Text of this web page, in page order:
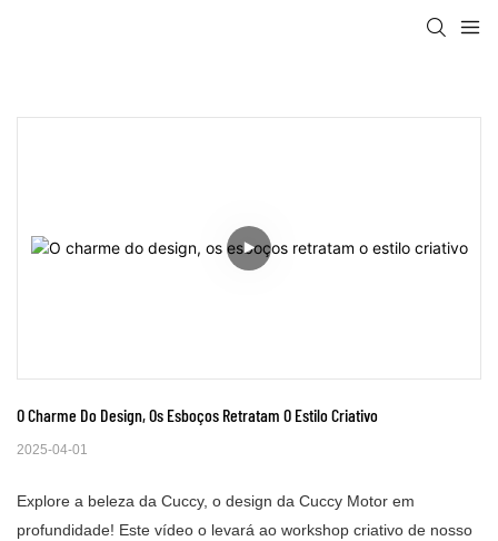
O Charme Do Design, Os Esboços Retratam O Estilo Criativo
2025-04-01
Explore a beleza da Cuccy, o design da Cuccy Motor em
profundidade! Este vídeo o levará ao workshop criativo de nosso